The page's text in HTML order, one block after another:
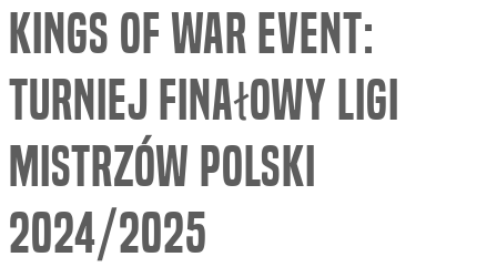
Kings of War Event:
Turniej finałowy Ligi
Mistrzów Polski
2024/2025